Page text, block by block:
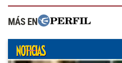
MÁS EN